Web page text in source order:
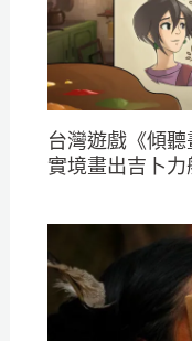
台灣遊戲《傾
實境畫出吉卜